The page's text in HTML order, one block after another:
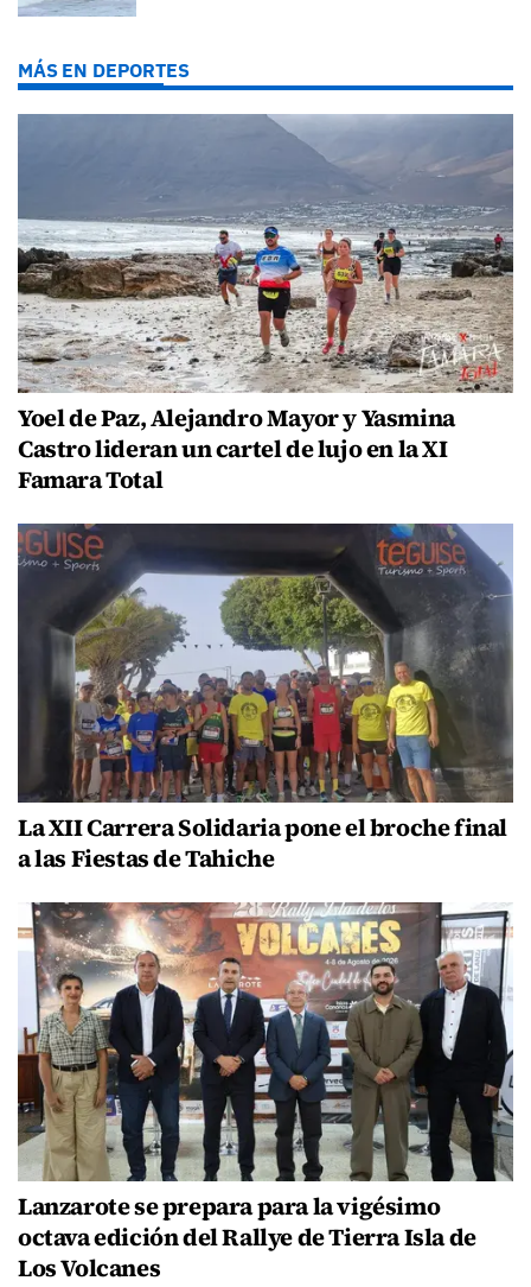
MÁS EN DEPORTES
Yoel de Paz, Alejandro Mayor y Yasmina
Castro lideran un cartel de lujo en la XI
Famara Total
La XII Carrera Solidaria pone el broche final
a las Fiestas de Tahiche
Lanzarote se prepara para la vigésimo
octava edición del Rallye de Tierra Isla de
Los Volcanes